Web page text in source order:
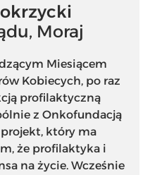
Moraj
Miesiącem
Kobiecych, po raz
profilaktyczną
z Onkofundacją
który ma
że profilaktyka i
na życie. Wcześnie